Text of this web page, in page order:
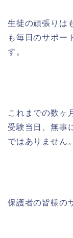
生徒の頑張りは
も毎日のサポー
す。
これまでの数ヶ
受験当日、無事
ではありません。
保護者の皆様の